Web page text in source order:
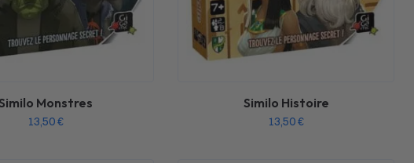
Monstres
13,50€
Similo Histoire
13,50€